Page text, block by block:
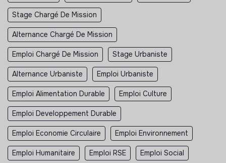
Stage Chargé De Mission
Alternance Chargé De Mission
Emploi Chargé De Mission Stage Urbaniste
Alternance Urbaniste Emploi Urbaniste
Emploi Alimentation Durable Emploi Culture
Emploi Developpement Durable
Emploi Economie Circulaire Emploi Environnement
Emploi Humanitaire Emploi RSE Emploi Social